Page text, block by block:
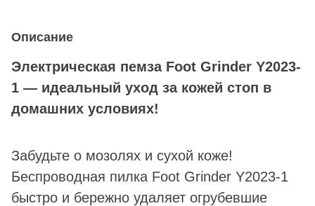
Описание
Электрическая пемза Foot Grinder Y2023-
1 — идеальный уход за кожей стоп в
домашних условиях!
Забудьте о мозолях и сухой коже!
Беспроводная пилка Foot Grinder Y2023-1
быстро и бережно удаляет огрубевшие